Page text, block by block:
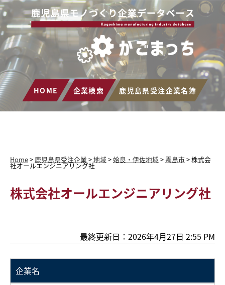
HOME 企業検索 鹿児島県受注企業名簿
Home> 鹿児島県受注企業 >地域 >姶良・伊佐地域 >霧島市>株式会
社オールエンジニアリング社
株式会社オールエンジニアリング社
最終更新日：2026年4月27日 2:55 PM
企業名